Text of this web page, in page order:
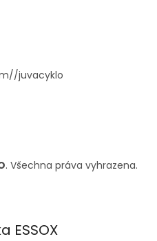
juvacyklo
. Všechna práva vyhrazena.
ESSOX